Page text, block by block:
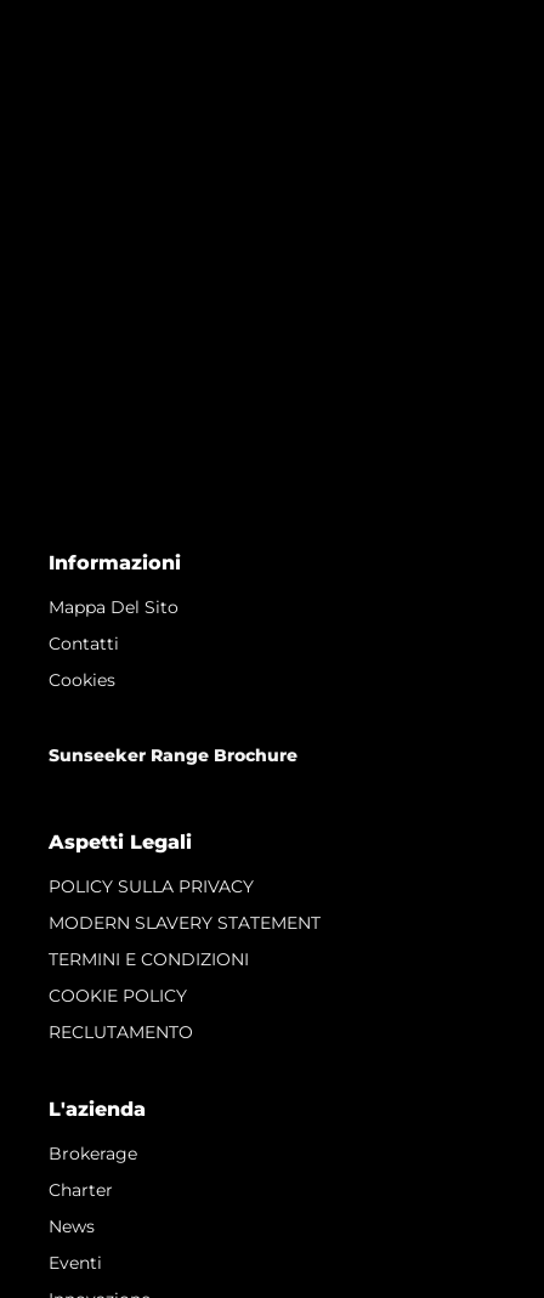
Informazioni
Mappa Del Sito
Contatti
Cookies
Sunseeker Range Brochure
Aspetti Legali
POLICY SULLA PRIVACY
MODERN SLAVERY STATEMENT
TERMINI E CONDIZIONI
COOKIE POLICY
RECLUTAMENTO
L'azienda
Brokerage
Charter
News
Eventi